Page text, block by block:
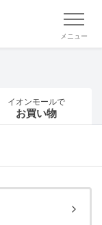
メニュー
イオンモールで
お買い物